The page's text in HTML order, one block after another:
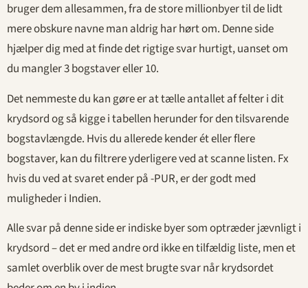
bruger dem allesammen, fra de store millionbyer til de lidt
mere obskure navne man aldrig har hørt om. Denne side
hjælper dig med at finde det rigtige svar hurtigt, uanset om
du mangler 3 bogstaver eller 10.
Det nemmeste du kan gøre er at tælle antallet af felter i dit
krydsord og så kigge i tabellen herunder for den tilsvarende
bogstavlængde. Hvis du allerede kender ét eller flere
bogstaver, kan du filtrere yderligere ved at scanne listen. Fx
hvis du ved at svaret ender på -PUR, er der godt med
muligheder i Indien.
Alle svar på denne side er indiske byer som optræder jævnligt i
krydsord – det er med andre ord ikke en tilfældig liste, men et
samlet overblik over de mest brugte svar når krydsordet